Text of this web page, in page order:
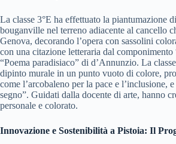
La classe 3°E ha effettuato la piantumazione
bouganville nel terreno adiacente al cancello
Genova, decorando l’opera con sassolini
con una citazione letteraria dal componimento
“Poema paradisiaco” di d’Annunzio. La
dipinto murale in un punto vuoto di colore,
come l’arcobaleno per la pace e l’inclusione,
segno”. Guidati dalla docente di arte, hanno
personale e colorato.
Innovazione e Sostenibilità a Pistoia: Il